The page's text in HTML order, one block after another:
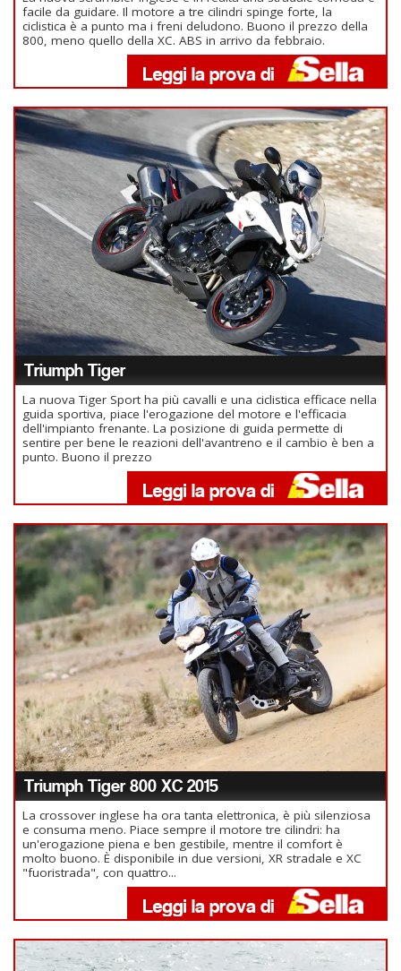
facile da guidare. Il motore a tre cilindri spinge forte, la
ciclistica è a punto ma i freni deludono. Buono il prezzo della
800, meno quello della XC. ABS in arrivo da febbraio.
Triumph Tiger
La nuova Tiger Sport ha più cavalli e una ciclistica efficace nella
guida sportiva, piace l'erogazione del motore e l'efficacia
dell'impianto frenante. La posizione di guida permette di
sentire per bene le reazioni dell'avantreno e il cambio è ben a
punto. Buono il prezzo
Triumph Tiger 800 XC 2015
La crossover inglese ha ora tanta elettronica, è più silenziosa
e consuma meno. Piace sempre il motore tre cilindri: ha
un'erogazione piena e ben gestibile, mentre il comfort è
molto buono. È disponibile in due versioni, XR stradale e XC
"fuoristrada", con quattro...